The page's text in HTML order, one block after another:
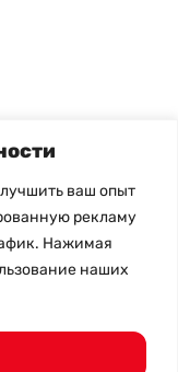
ваш опыт
рекламу
Нажимая
наших
офертой и
товара